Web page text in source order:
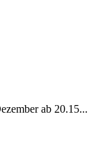
ab 20.15...